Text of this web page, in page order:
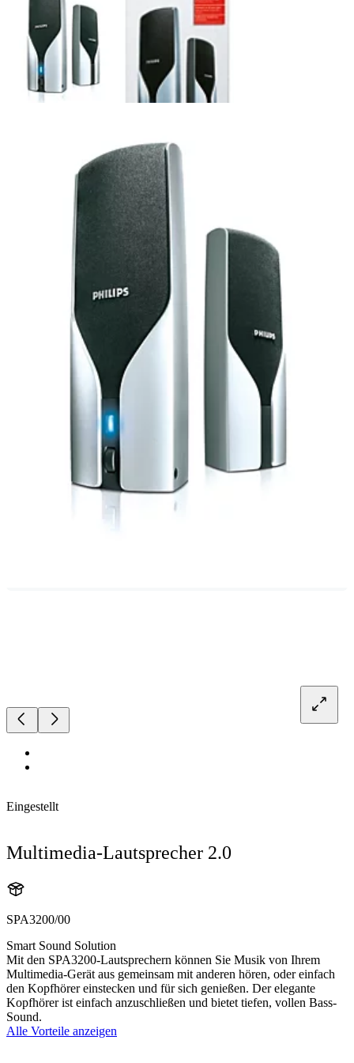
Eingestellt
Multimedia-Lautsprecher 2.0
SPA3200/00
Smart Sound Solution
Mit den SPA3200-Lautsprechern können Sie Musik von Ihrem
Multimedia-Gerät aus gemeinsam mit anderen hören, oder einfach
den Kopfhörer einstecken und für sich genießen. Der elegante
Kopfhörer ist einfach anzuschließen und bietet tiefen, vollen Bass-
Sound.
Alle Vorteile anzeigen